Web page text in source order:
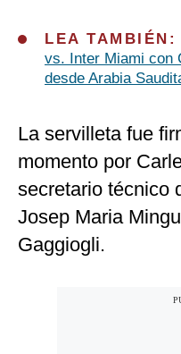
LEA TAMBIÉN:
vs. Inter Miami con
desde Arabia
La servilleta fue
momento por
secretario técnico
Josep Maria
Gaggiogli.